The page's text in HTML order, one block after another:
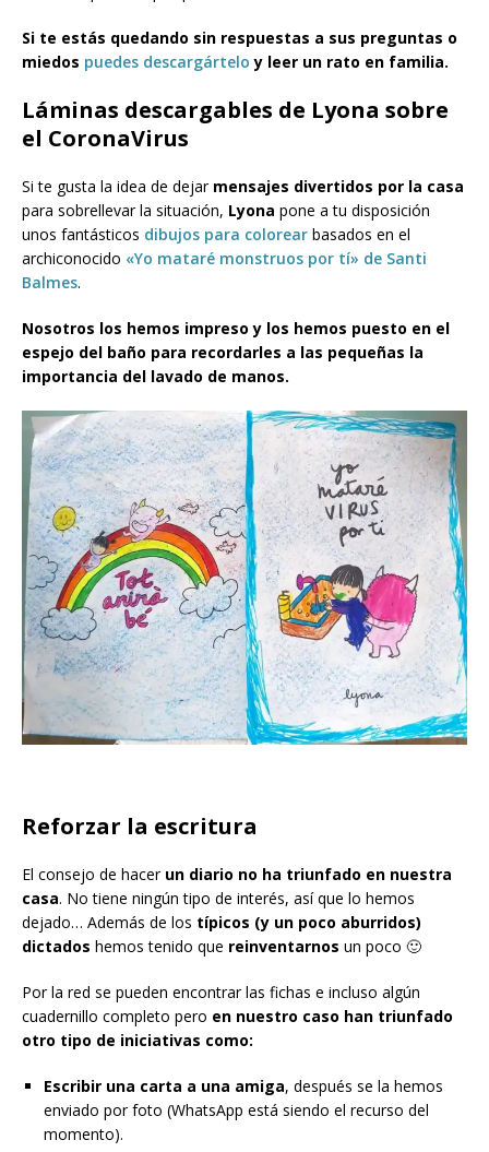
Si te estás quedando sin respuestas a sus preguntas o
miedos puedes descargártelo y leer un rato en familia.
Láminas descargables de Lyona sobre
el CoronaVirus
Si te gusta la idea de dejar mensajes divertidos por la casa
para sobrellevar la situación, Lyona pone a tu disposición
unos fantásticos dibujos para colorear basados en el
archiconocido «Yo mataré monstruos por tí» de Santi
Balmes.
Nosotros los hemos impreso y los hemos puesto en el
espejo del baño para recordarles a las pequeñas la
importancia del lavado de manos.
Reforzar la escritura
El consejo de hacer un diario no ha triunfado en nuestra
casa. No tiene ningún tipo de interés, así que lo hemos
dejado… Además de los típicos (y un poco aburridos)
dictados hemos tenido que reinventarnos un poco 🙂
Por la red se pueden encontrar las fichas e incluso algún
cuadernillo completo pero en nuestro caso han triunfado
otro tipo de iniciativas como:
Escribir una carta a una amiga, después se la hemos
enviado por foto (WhatsApp está siendo el recurso del
momento).